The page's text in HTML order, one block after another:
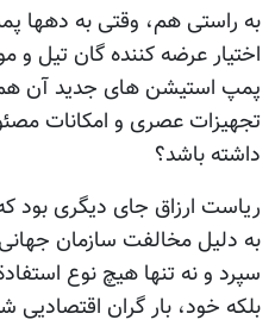
به راستی هم، وقتی به دهها
اختیار عرضه کننده گان تیل و
پمپ استیشن های جدید آن
تجهیزات عصری و امکانات
داشته باشد؟
ریاست ارزاق جای دیگری بود
سپرد و نه تنها هیچ نوع
بلکه خود، بار گران